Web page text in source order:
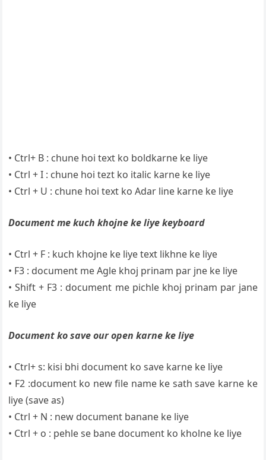
• Ctrl+ B : chune hoi text ko boldkarne ke liye
• Ctrl + I : chune hoi tezt ko italic karne ke liye
• Ctrl + U : chune hoi text ko Adar line karne ke liye
Document me kuch khojne ke liye keyboard
• Ctrl + F : kuch khojne ke liye text likhne ke liye
• F3 : document me Agle khoj prinam par jne ke liye
• Shift + F3 : document me pichle khoj prinam par jane
ke liye
Document ko save our open karne ke liye
• Ctrl+ s: kisi bhi document ko save karne ke liye
• F2 :document ko new file name ke sath save karne ke
liye (save as)
• Ctrl + N : new document banane ke liye
• Ctrl + o : pehle se bane document ko kholne ke liye